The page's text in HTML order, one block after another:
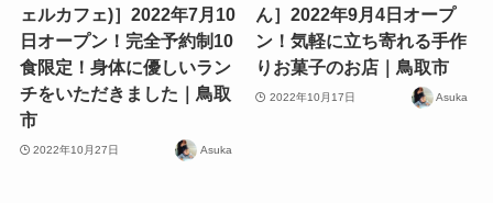
ェルカフェ)］2022年7月10
日オープン！完全予約制10
食限定！身体に優しいラン
チをいただきました｜鳥取
市
2022年10月27日 Asuka
ん］2022年9月4日オープ
ン！気軽に立ち寄れる手作
りお菓子のお店｜鳥取市
2022年10月17日 Asuka